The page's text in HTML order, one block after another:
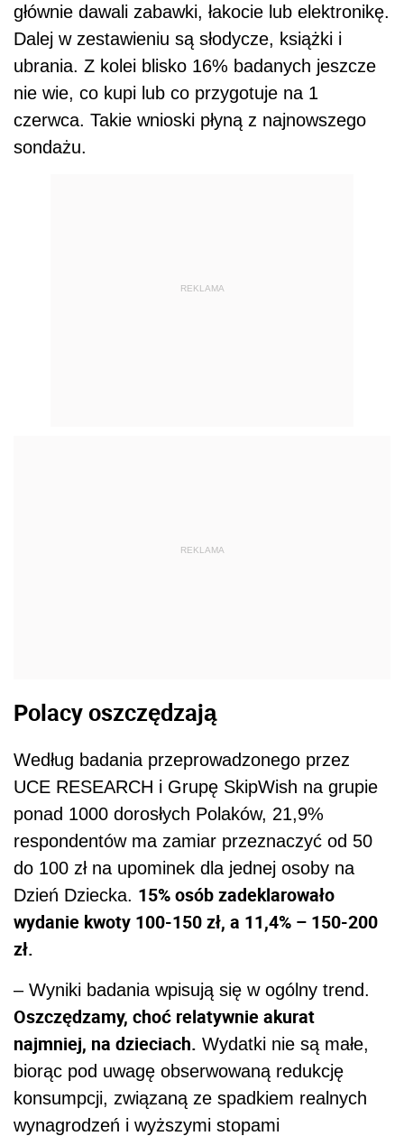
głównie dawali zabawki, łakocie lub elektronikę.
Dalej w zestawieniu są słodycze, książki i
ubrania. Z kolei blisko 16% badanych jeszcze
nie wie, co kupi lub co przygotuje na 1
czerwca. Takie wnioski płyną z najnowszego
sondażu.
REKLAMA
REKLAMA
Polacy oszczędzają
Według badania przeprowadzonego przez
UCE RESEARCH i Grupę SkipWish na grupie
ponad 1000 dorosłych Polaków, 21,9%
respondentów ma zamiar przeznaczyć od 50
do 100 zł na upominek dla jednej osoby na
Dzień Dziecka. 15% osób zadeklarowało
wydanie kwoty 100-150 zł, a 11,4% – 150-200
zł.
– Wyniki badania wpisują się w ogólny trend.
Oszczędzamy, choć relatywnie akurat
najmniej, na dzieciach. Wydatki nie są małe,
biorąc pod uwagę obserwowaną redukcję
konsumpcji, związaną ze spadkiem realnych
wynagrodzeń i wyższymi stopami